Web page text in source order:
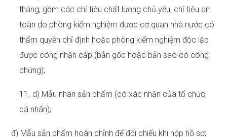
tháng, gồm các chỉ tiêu chất lượng chủ yếu, chỉ tiêu an
toàn do phòng kiểm nghiệm được cơ quan nhà nước có
thẩm quyền chỉ định hoặc phòng kiểm nghiệm độc lập
được công nhận cấp (bản gốc hoặc bản sao có công
chứng);
11. d) Mẫu nhãn sản phẩm (có xác nhận của tổ chức,
cá nhân);
đ) Mẫu sản phẩm hoàn chỉnh để đối chiếu khi nộp hồ sơ;